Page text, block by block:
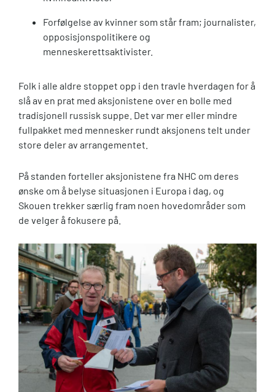
Forfølgelse av kvinner som står fram; journalister,
opposisjonspolitikere og
menneskerettsaktivister.
Folk i alle aldre stoppet opp i den travle hverdagen for å
slå av en prat med aksjonistene over en bolle med
tradisjonell russisk suppe. Det var mer eller mindre
fullpakket med mennesker rundt aksjonens telt under
store deler av arrangementet.
På standen forteller aksjonistene fra NHC om deres
ønske om å belyse situasjonen i Europa i dag, og
Skouen trekker særlig fram noen hovedområder som
de velger å fokusere på.